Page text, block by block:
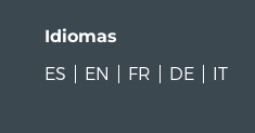
Idiomas
ES
EN FR DE IT